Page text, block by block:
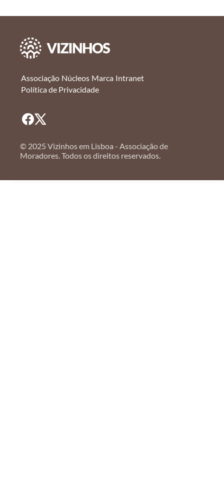
Associação Núcleos Marca Intranet
Política de Privacidade
© 2025 Vizinhos em Lisboa - Associação de
Moradores. Todos os direitos reservados.